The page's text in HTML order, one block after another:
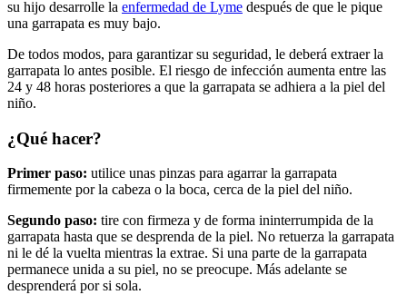
su hijo desarrolle la enfermedad de Lyme después de que le pique
una garrapata es muy bajo.
De todos modos, para garantizar su seguridad, le deberá extraer la
garrapata lo antes posible. El riesgo de infección aumenta entre las
24 y 48 horas posteriores a que la garrapata se adhiera a la piel del
niño.
¿Qué hacer?
Primer paso: utilice unas pinzas para agarrar la garrapata
firmemente por la cabeza o la boca, cerca de la piel del niño.
Segundo paso: tire con firmeza y de forma ininterrumpida de la
garrapata hasta que se desprenda de la piel. No retuerza la garrapata
ni le dé la vuelta mientras la extrae. Si una parte de la garrapata
permanece unida a su piel, no se preocupe. Más adelante se
desprenderá por si sola.